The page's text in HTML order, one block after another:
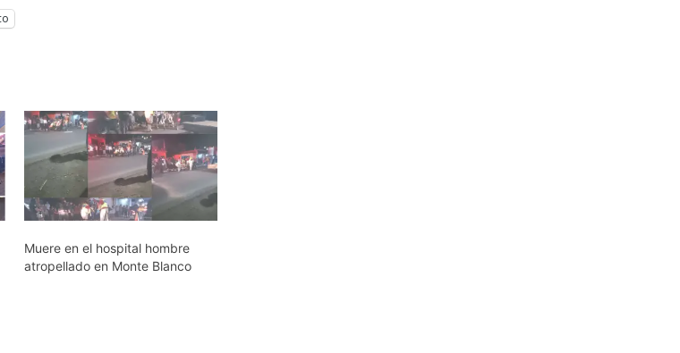
Muere en el hospital hombre
atropellado en Monte Blanco